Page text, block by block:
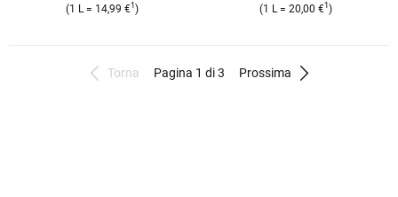
(1 L = 14,99 €1 ) (1 L = 20,00 €1 )
Torna Pagina 1 di 3 Prossima